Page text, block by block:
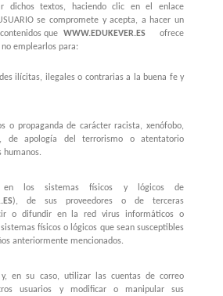
dichos textos, haciendo clic en el enlace
se compromete y acepta, a hacer un
contenidos queWWW.EDUKEVER.ES ofrece
emplearlos para:
ilícitas, ilegales o contrarias a la buena fe y
o propaganda de carácter racista, xenófobo,
de apología del terrorismo o atentatorio
humanos.
en los sistemas físicos y lógicos de
), de sus proveedores o de terceras
o difundir en la red virus informáticos o
físicos o lógicos que sean susceptibles
anteriormente mencionados.
en su caso, utilizar las cuentas de correo
usuarios y modificar o manipular sus